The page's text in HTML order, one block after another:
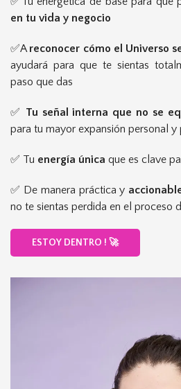
en tu vida y negocio
✅Areconocer cómo el Universo
ayudará para que te sientas
paso que das
✅ Tu señal interna que no se
para tu mayor expansión personal y
✅ Tu energía única que es clave
✅ De manera práctica y
no te sientas perdida en el proceso
ESTOY DENTRO ! 🚀